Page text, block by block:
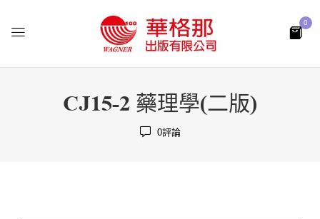
0
CJ15-2 藥理學(二版)
0評論